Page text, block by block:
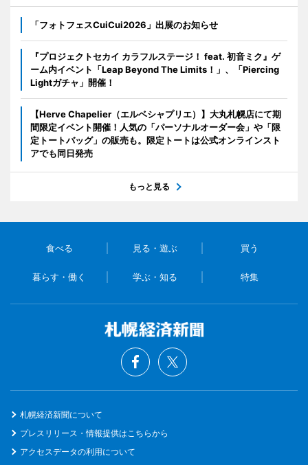
「フォトフェスCuiCui2026」出展のお知らせ
『プロジェクトセカイ カラフルステージ！ feat. 初音ミク』ゲ
ーム内イベント「Leap Beyond The Limits！」、「Piercing
Lightガチャ」開催！
【Herve Chapelier（エルベシャプリエ）】大丸札幌店にて期
間限定イベント開催！人気の「パーソナルオーダー会」や「限
定トートバッグ」の販売も。限定トートは公式オンラインスト
アでも同日発売
もっと見る
食べる 見る・遊ぶ 買う
暮らす・働く 学ぶ・知る 特集
札幌経済新聞について
プレスリリース・情報提供はこちらから
アクセスデータの利用について